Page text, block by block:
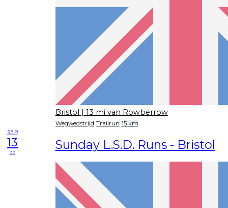
Bristol | 13 mi van Rowberrow
Wegwedstrijd Trailrun 15 km
SEP
13
zo Sunday L.S.D. Runs - Bristol